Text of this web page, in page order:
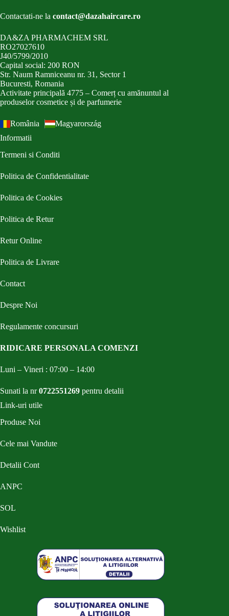
Contactati-ne la contact@dazahaircare.ro
DA&ZA PHARMACHEM SRL
RO27027610
J40/5799/2010
Capital social: 200 RON
Str. Naum Ramniceanu nr. 31, Sector 1
Bucuresti, Romania
Activitate principală 4775 – Comerț cu amănuntul al
produselor cosmetice și de parfumerie
România
Magyarország
Informatii
Termeni si Conditi
Politica de Confidentialitate
Politica de Cookies
Politica de Retur
Retur Online
Politica de Livrare
Contact
Despre Noi
Regulamente concursuri
RIDICARE PERSONALA COMENZI
Luni – Vineri : 07:00 – 14:00
Sunati la nr0722551269 pentru detalii
Link-uri utile
Produse Noi
Cele mai Vandute
Detalii Cont
ANPC
SOL
Wishlist